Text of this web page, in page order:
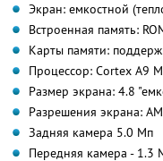
Экран: емкостной
Встроенная память:
Карты памяти:
Процессор: Cortex A9
Размер экрана: 4.8
Разрешения экрана:
Задняя камера 5.0 Мп
Передняя камера - 1.3